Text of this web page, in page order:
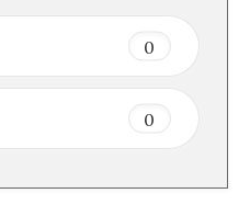
0
0